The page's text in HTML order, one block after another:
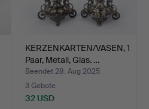
KERZENKARTEN/VASEN, 1
Paar, Metall, Glas. …
Beendet 28. Aug 2025
3 Gebote
32 USD